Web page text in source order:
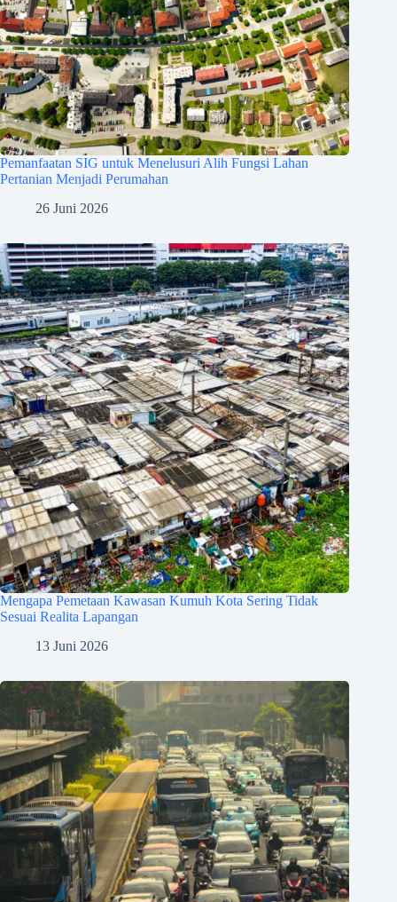
Pemanfaatan SIG untuk Menelusuri Alih Fungsi Lahan
Pertanian Menjadi Perumahan
26 Juni 2026
Mengapa Pemetaan Kawasan Kumuh Kota Sering Tidak
Sesuai Realita Lapangan
13 Juni 2026